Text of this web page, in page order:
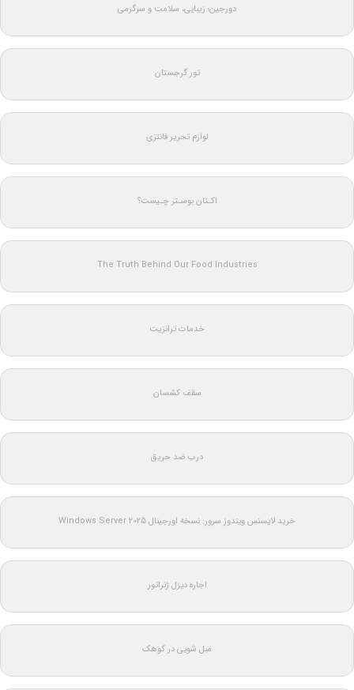
دورجین؛ زیبایی، سلامت و سرگرمی
تور گرجستان
لوازم تحریر فانتزی
اکـتان بوسـتر چـیست؟
The Truth Behind Our Food Industries
خدمات ترانزیت
سقف کشسان
درب ضد حریق
خرید لایسنس ویندوز سرور: نسخه اورجینال Windows Server 2025
اجاره دیزل ژنراتور
مبل شویی در کوهک